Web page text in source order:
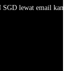
SGD lewat email